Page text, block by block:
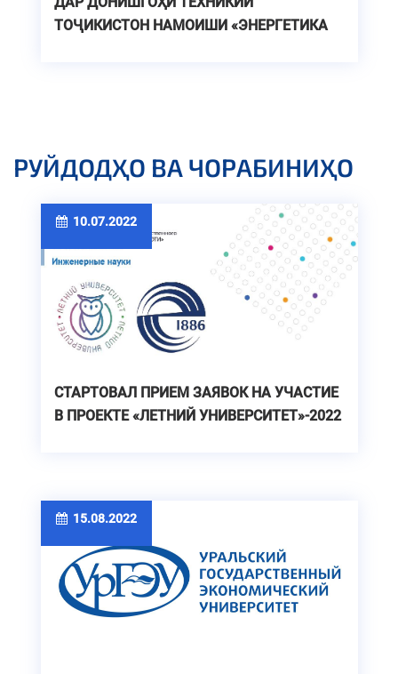
ТОҶИКИСТОН НАМОИШИ «ЭНЕРГЕТИКА
РУЙДОДҲО ВА ЧОРАБИНИҲО
10.07.2022
СТАРТОВАЛ ПРИЕМ ЗАЯВОК НА УЧАСТИЕ
В ПРОЕКТЕ «ЛЕТНИЙ УНИВЕРСИТЕТ»-2022
15.08.2022